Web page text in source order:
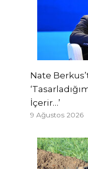
Nate
İçerir…’
9 Ağustos 2026